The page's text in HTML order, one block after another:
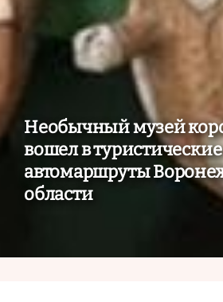
Необычный музей
вошел в туристические
автомаршруты
области